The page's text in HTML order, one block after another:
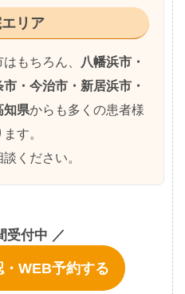
リア
もちろん、 八幡浜市・
・今治市・新居浜市・
知県からも多くの患者様
す。
ください。
受付中 ／
WEB予約する